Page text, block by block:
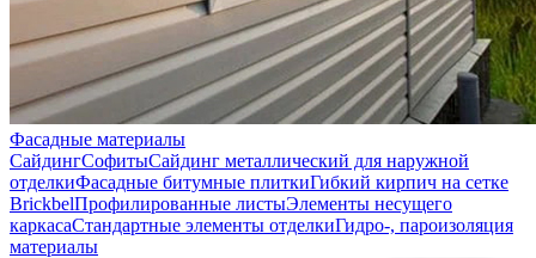
Фасадные материалы
СайдингСофитыСайдинг металлический для наружной
отделкиФасадные битумные плиткиГибкий кирпич на сетке
BrickbelПрофилированные листыЭлементы несущего
каркасаСтандартные элементы отделкиГидро-, пароизоляция
материалы